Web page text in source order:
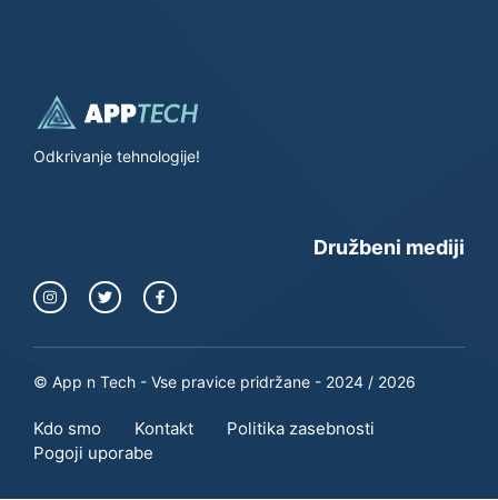
Odkrivanje tehnologije!
Družbeni mediji
© App n Tech - Vse pravice pridržane - 2024 / 2026
Kdo smo Kontakt
Politika zasebnosti
Pogoji uporabe